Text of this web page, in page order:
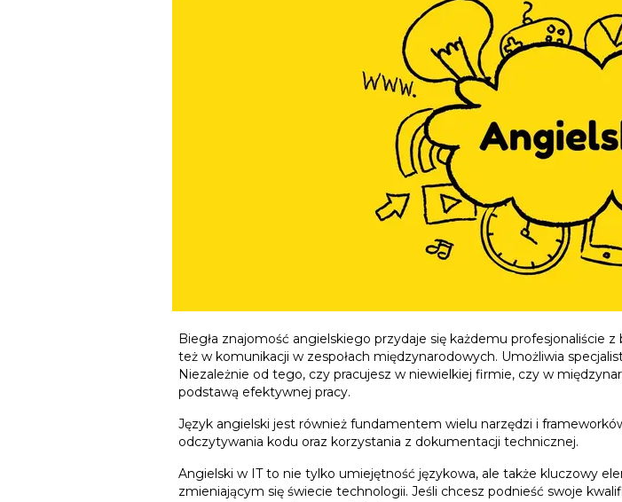
Biegła znajomość angielskiego przydaje się każdemu profesjonaliście
też w komunikacji w zespołach międzynarodowych. Umożliwia
Niezależnie od tego, czy pracujesz w niewielkiej firmie, czy w
podstawą efektywnej pracy.
Język angielski jest również fundamentem wielu narzędzi i
odczytywania kodu oraz korzystania z dokumentacji technicznej.
Angielski w IT to nie tylko umiejętność językowa, ale także kluczowy
zmieniającym się świecie technologii. Jeśli chcesz podnieść swoje